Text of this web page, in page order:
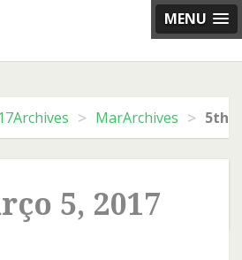
MENU
> MarArchives > 5th
5, 2017